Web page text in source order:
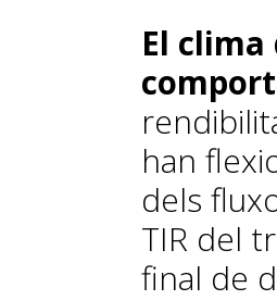
El
han
dels
TIR del
final de